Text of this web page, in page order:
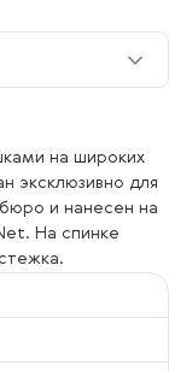
на широких
эксклюзивно для
и нанесен на
На спинке